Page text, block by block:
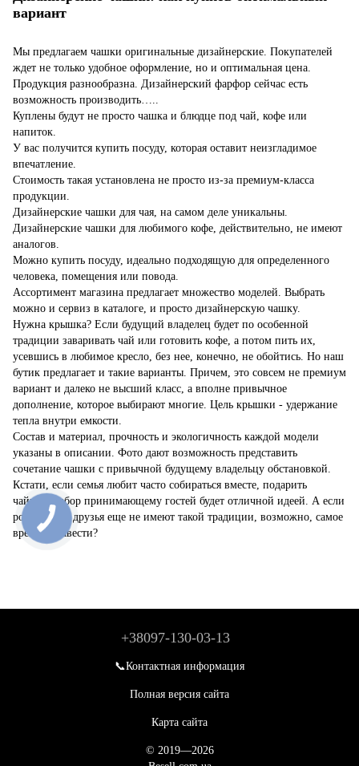
вариант
Мы предлагаем чашки оригинальные дизайнерские. Покупателей
ждет не только удобное оформление, но и оптимальная цена.
Продукция разнообразна. Дизайнерский фарфор сейчас есть
возможность производить…..
Куплены будут не просто чашка и блюдце под чай, кофе или
напиток.
У вас получится купить посуду, которая оставит неизгладимое
впечатление.
Стоимость такая установлена не просто из-за премиум-класса
продукции.
Дизайнерские чашки для чая, на самом деле уникальны.
Дизайнерские чашки для любимого кофе, действительно, не имеют
аналогов.
Можно купить посуду, идеально подходящую для определенного
человека, помещения или повода.
Ассортимент магазина предлагает множество моделей. Выбрать
можно и сервиз в каталоге, и просто дизайнерскую чашку.
Нужна крышка? Если будущий владелец будет по особенной
традиции заваривать чай или готовить кофе, а потом пить их,
усевшись в любимое кресло, без нее, конечно, не обойтись. Но наш
бутик предлагает и такие варианты. Причем, это совсем не премиум
вариант и далеко не высший класс, а вполне привычное
дополнение, которое выбирают многие. Цель крышки - удержание
тепла внутри емкости.
Состав и материал, прочность и экологичность каждой модели
указаны в описании. Фото дают возможность представить
сочетание чашки с привычной будущему владельцу обстановкой.
Кстати, если семья любит часто собираться вместе, подарить
чайный набор принимающему гостей будет отличной идеей. А если
родные или друзья еще не имеют такой традиции, возможно, самое
время ее завести?
+38097-130-03-13
📞Контактная информация
Полная версия сайта
Карта сайта
© 2019—2026